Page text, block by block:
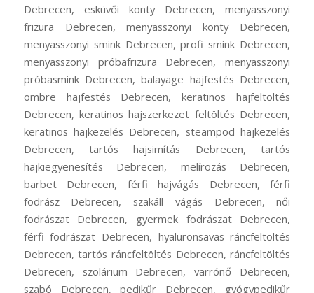
Debrecen, esküvői konty Debrecen, menyasszonyi
frizura Debrecen, menyasszonyi konty Debrecen,
menyasszonyi smink Debrecen, profi smink Debrecen,
menyasszonyi próbafrizura Debrecen, menyasszonyi
próbasmink Debrecen, balayage hajfestés Debrecen,
ombre hajfestés Debrecen, keratinos hajfeltöltés
Debrecen, keratinos hajszerkezet feltöltés Debrecen,
keratinos hajkezelés Debrecen, steampod hajkezelés
Debrecen, tartós hajsimítás Debrecen, tartós
hajkiegyenesítés Debrecen, melírozás Debrecen,
barbet Debrecen, férfi hajvágás Debrecen, férfi
fodrász Debrecen, szakáll vágás Debrecen, női
fodrászat Debrecen, gyermek fodrászat Debrecen,
férfi fodrászat Debrecen, hyaluronsavas ráncfeltöltés
Debrecen, tartós ráncfeltöltés Debrecen, ráncfeltöltés
Debrecen, szolárium Debrecen, varrónő Debrecen,
szabó Debrecen, pedikűr Debrecen, gyógypedikűr